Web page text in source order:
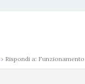
› Rispondi a: